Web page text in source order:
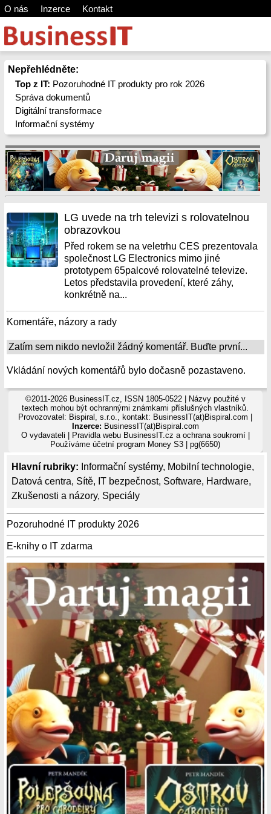
O nás Inzerce Kontakt
Nepřehlédněte:
Top z IT: Pozoruhodné IT produkty pro rok 2026
Správa dokumentů
Digitální transformace
Informační systémy
Hlavní rubriky: Informační systémy, Mobilní technologie,
Datová centra, Sítě, IT bezpečnost, Software, Hardware,
Zkušenosti a názory, Speciály
Pozoruhodné IT produkty 2026
E-knihy o IT zdarma
LG uvede na trh televizi s rolovatelnou
obrazovkou
Před rokem se na veletrhu CES prezentovala
společnost LG Electronics mimo jiné
prototypem 65palcové rolovatelné televize.
Letos představila provedení, které záhy,
konkrétně na...
Komentáře, názory a rady
Zatím sem nikdo nevložil žádný komentář. Buďte první...
Vkládání nových komentářů bylo dočasně pozastaveno.
©2011-2026 BusinessIT.cz, ISSN 1805-0522 | Názvy použité v
textech mohou být ochrannými známkami příslušných vlastníků.
Provozovatel: Bispiral, s.r.o., kontakt: BusinessIT(at)Bispiral.com |
Inzerce: BusinessIT(at)Bispiral.com
O vydavateli
Pravidla webu BusinessIT.cz a ochrana soukromí|
Používámeúčetní program Money S3 | pg(6650)